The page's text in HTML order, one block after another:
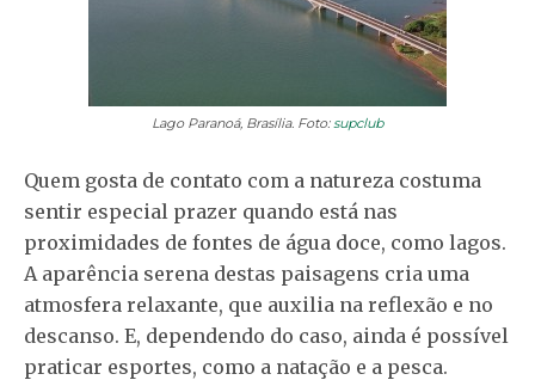
Lago Paranoá, Brasília. Foto:supclub
Quem gosta de contato com a natureza costuma
sentir especial prazer quando está nas
proximidades de fontes de água doce, como lagos.
A aparência serena destas paisagens cria uma
atmosfera relaxante, que auxilia na reflexão e no
descanso. E, dependendo do caso, ainda é possível
praticar esportes, como a natação e a pesca.